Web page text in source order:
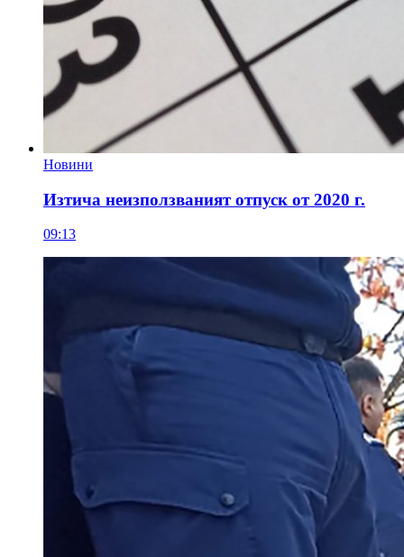
Новини
Изтича неизползваният отпуск от 2020 г.
09:13